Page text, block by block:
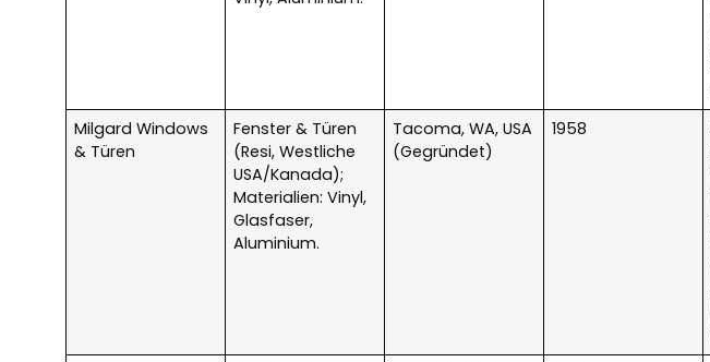
Milgard Windows
& Türen
Fenster & Türen
(Resi, Westliche
USA/Kanada);
Materialien: Vinyl,
Glasfaser,
Aluminium.
Tacoma, WA, USA
(Gegründet)
1958